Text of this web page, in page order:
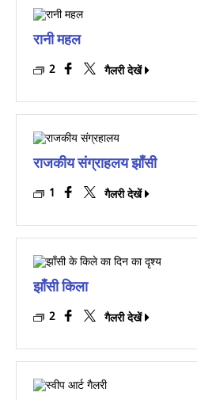
रानी महल
2
गैलरी देखें
राजकीय संग्राहलय झाँसी
1
गैलरी देखें
झाँसी किला
2
गैलरी देखें